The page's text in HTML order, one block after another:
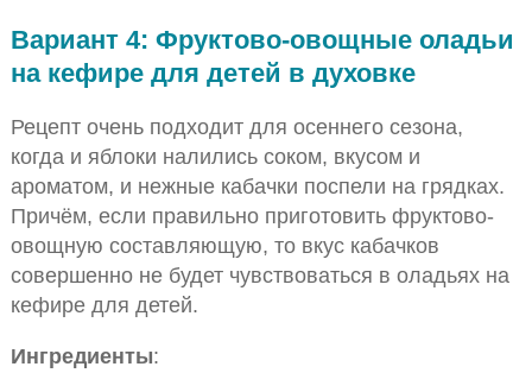
Вариант 4: Фруктово-овощные оладьи
на кефире для детей в духовке
Рецепт очень подходит для осеннего сезона,
когда и яблоки налились соком, вкусом и
ароматом, и нежные кабачки поспели на грядках.
Причём, если правильно приготовить фруктово-
овощную составляющую, то вкус кабачков
совершенно не будет чувствоваться в оладьях на
кефире для детей.
Ингредиенты: